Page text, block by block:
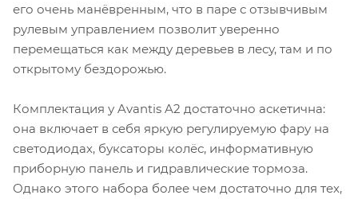
его очень манёвренным, что в паре с отзывчивым
рулевым управлением позволит уверенно
перемещаться как между деревьев в лесу, там и по
открытому бездорожью.
Комплектация у Avantis A2 достаточно аскетична:
она включает в себя яркую регулируемую фару на
светодиодах, буксаторы колёс, информативную
приборную панель и гидравлические тормоза.
Однако этого набора более чем достаточно для тех,